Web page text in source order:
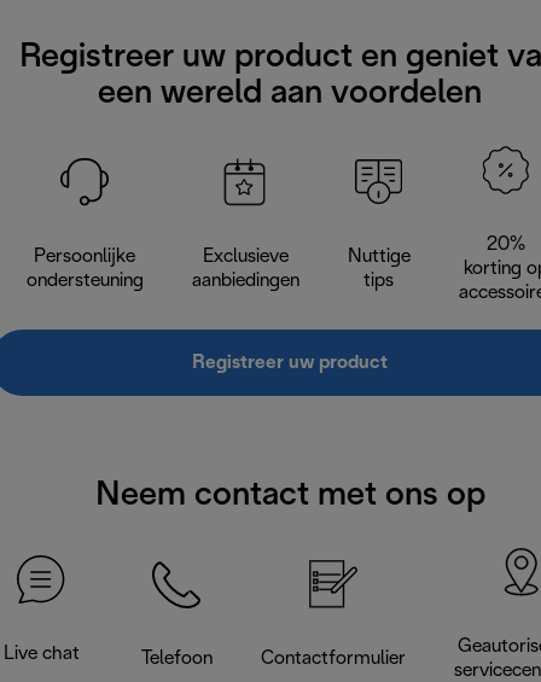
Registreer uw product en geniet
een wereld aan voordelen
Persoonlijke
ondersteuning
Exclusieve
aanbiedingen
Nuttige
tips
20%
korting
Registreer uw product
Neem contact met ons op
Live chat Telefoon Contactformulier